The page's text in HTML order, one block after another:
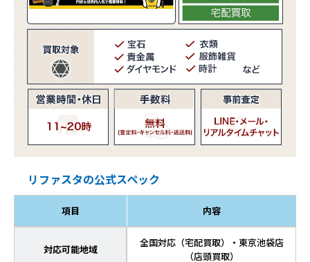
リファスタの公式スペック
項目 内容
対応可能地域
全国対応（宅配買取）・東京池袋店
（店頭買取）